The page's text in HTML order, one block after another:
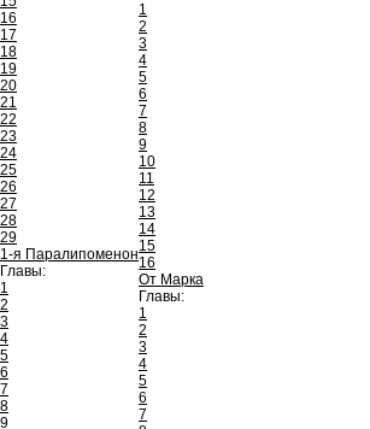
16
17
18
19
20
21
22
23
24
25
26
27
28
29
1-я Паралипоменон
Главы:
1
2
3
4
5
6
7
8
9
1
2
3
4
5
6
7
8
9
10
11
12
13
14
15
16
От Марка
Главы:
1
2
3
4
5
6
7